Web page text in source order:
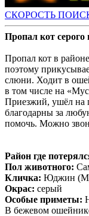
СКОРОСТЬ ПОИС
Пропал кот серого
Пропал кот в
поэтому
слюни. Ходит в
в том числе на
Приезжий, ушёл на
благодарны за
помочь. Можно
Район где
Пол животного:
Кличка: Юджин
Окрас: серый
Особые приметы:
В бежевом